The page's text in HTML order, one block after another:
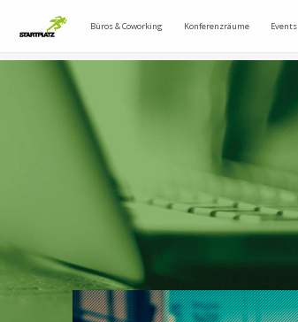
Büros & Coworking Konferenzräume Events